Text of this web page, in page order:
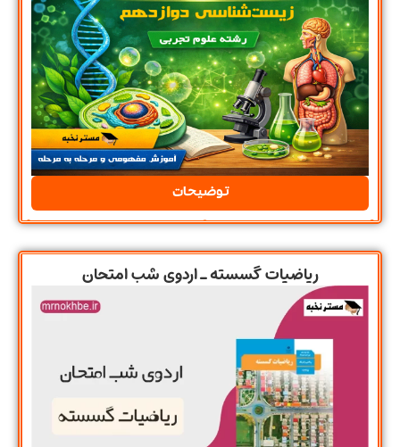
توضیحات
ریاضیات گسسته ـ اردوی شب امتحان